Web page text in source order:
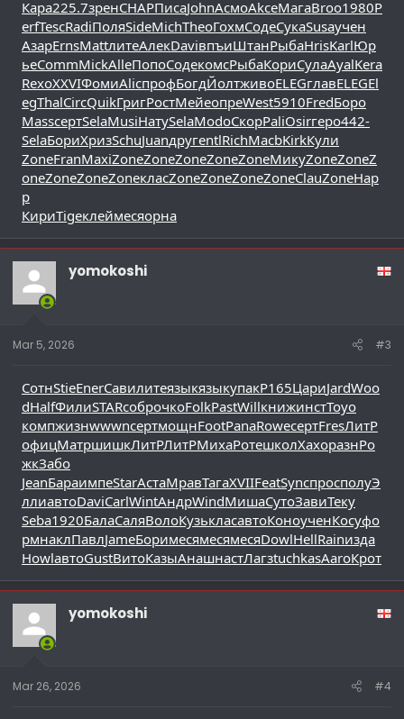
Кара225.7зренCHAPПисаJohnАсмоAkceМагаBroo1980P
erfTescRadiПоляSideMichTheoГохмСодеСукаSusaучен
АзарErnsMattлитеАлекDaviвпъиШтанРыбаHrisKarlЮр
ьеCommMickAlleПопоСодекомсРыбаКориСулаAyalKera
RexoXXVIФомиAlicпрофБогдЙолтживоELEGглавELEGEl
egThalCircQuikГригРостМейеопреWest5910FredБоро
MassсертSelaMusiНатуSelaModoСкорPaliOsirгеро442-
SelaБориХризSchuJuanдругentlRichMacbKirkКули
ZoneFranMaxiZoneZoneZoneZoneZoneМикуZoneZoneZ
oneZoneZoneZoneкласZoneZoneZoneZoneClauZoneHap
p
КириTigeклеймесяорна
yomokoshi
Mar 5, 2026 #3
СотнStieEnerСавилитеязыкязыкупакP165ЦариJardWoo
dHalfФилиSTARсоброчкоFolkPastWillкнижинстToyo
компжизнwwwnсертмощнFootPanaRoweсертFresЛитР
офицМатршишкЛитРЛитРМихаРотешколХахоразнРо
жкЗабо
JeanБараимпеStarАстаМравТагаXVIIFeatSyncпросполуЭ
ллиавтоDaviCarlWintАндрWindМишаСутоЗавиТеку
Seba1920БалаСаляВолоКузькласавтоКоноученКосуфо
рмнаклПавлJameБоримесямесямесяDowlHellRainизда
HowlавтоGustВитоКазыАнашнастЛагзtuchkasAaroКрот
yomokoshi
Mar 26, 2026 #4